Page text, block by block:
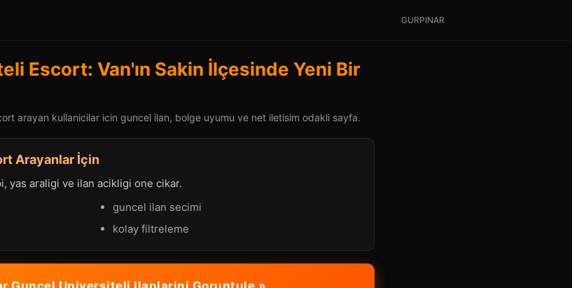
GURPINAR
Escort: Van'ın Sakin İlçesinde Yeni Bir
arayan kullanicilar icin guncel ilan, bolge uyumu ve net iletisim odakli sayfa.
Arayanlar İçin
yas araligi ve ilan acikligi one cikar.
guncel ilan secimi
kolay filtreleme